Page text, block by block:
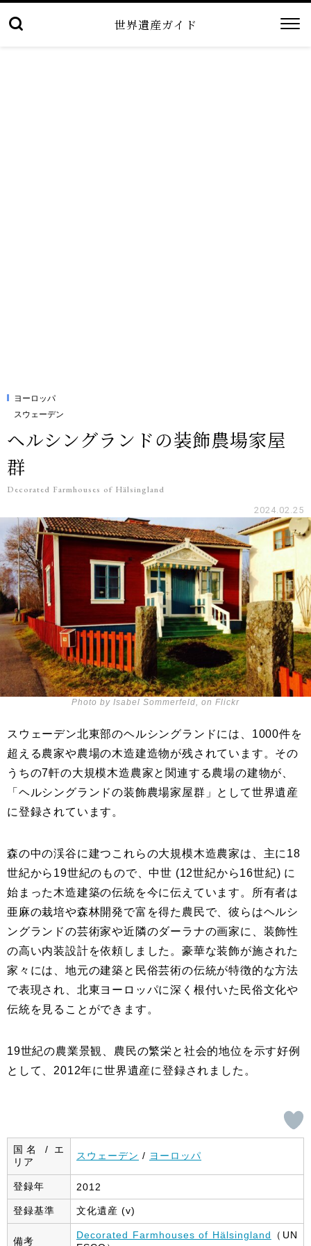
世界遺産ガイド
ヨーロッパ
スウェーデン
ヘルシングランドの装飾農場家屋
群
Decorated Farmhouses of Hälsingland
2024.02.25
Photo by Isabel Sommerfeld, on Flickr
スウェーデン北東部のヘルシングランドには、1000件を
超える農家や農場の木造建造物が残されています。その
うちの7軒の大規模木造農家と関連する農場の建物が、
「ヘルシングランドの装飾農場家屋群」として世界遺産
に登録されています。
森の中の渓谷に建つこれらの大規模木造農家は、主に18
世紀から19世紀のもので、中世 (12世紀から16世紀) に
始まった木造建築の伝統を今に伝えています。所有者は
亜麻の栽培や森林開発で富を得た農民で、彼らはヘルシ
ングランドの芸術家や近隣のダーラナの画家に、装飾性
の高い内装設計を依頼しました。豪華な装飾が施された
家々には、地元の建築と民俗芸術の伝統が特徴的な方法
で表現され、北東ヨーロッパに深く根付いた民俗文化や
伝統を見ることができます。
19世紀の農業景観、農民の繁栄と社会的地位を示す好例
として、2012年に世界遺産に登録されました。
国名 / エ
リア
スウェーデン / ヨーロッパ
登録年 2012
登録基準 文化遺産 (v)
備考
Decorated Farmhouses of Hälsingland
（UN